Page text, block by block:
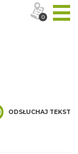
ODSŁUCHAJ TEKST
0